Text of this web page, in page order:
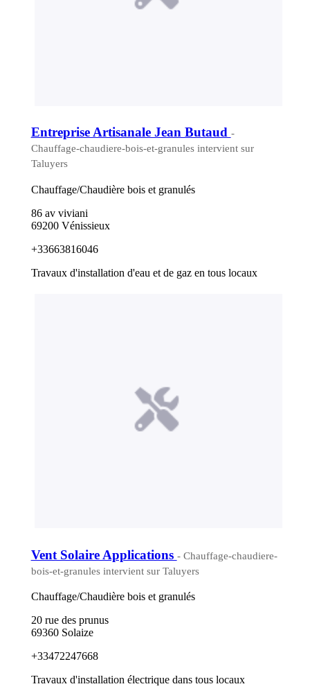
Entreprise Artisanale Jean Butaud -
Chauffage-chaudiere-bois-et-granules intervient sur
Taluyers
Chauffage/Chaudière bois et granulés
86 av viviani
69200 Vénissieux
+33663816046
Travaux d'installation d'eau et de gaz en tous locaux
Vent Solaire Applications - Chauffage-chaudiere-
bois-et-granules intervient sur Taluyers
Chauffage/Chaudière bois et granulés
20 rue des prunus
69360 Solaize
+33472247668
Travaux d'installation électrique dans tous locaux